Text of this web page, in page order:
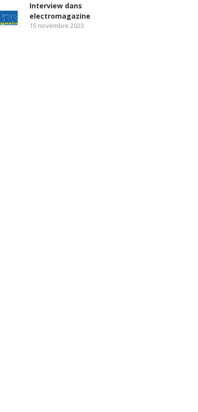
Interview dans
electromagazine
15 novembre 2023